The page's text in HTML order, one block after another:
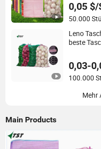
0,05
50.000
Leno
beste
Zwiebeln
0,03-
100.000
Mehr
Main Products